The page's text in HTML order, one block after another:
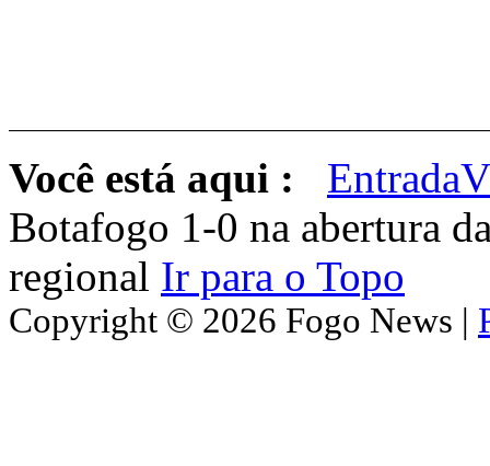
Você está aqui : Entrada
Botafogo 1-0 na abertura
regional Ir para o Topo
Copyright © 2026 Fogo News |